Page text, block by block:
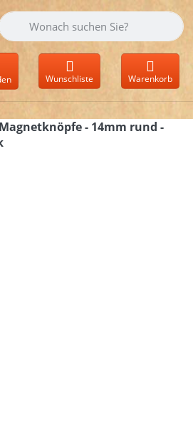
Geben Sie einen Suchbegriff ein.
Wunschliste Warenkorb
- 14mm rund -